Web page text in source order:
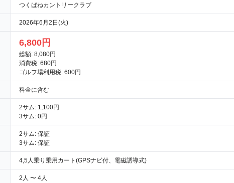
つくばねカントリークラブ
2026年6月2日(火)
6,800円
総額: 8,080円
消費税: 680円
ゴルフ場利用税: 600円
料金に含む
2サム: 1,100円
3サム: 0円
2サム: 保証
3サム: 保証
4,5人乗り乗用カート(GPSナビ付、電磁誘導式)
2人 〜 4人